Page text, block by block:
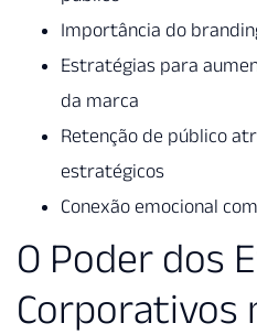
Importância do
Estratégias para
da marca
Retenção de público
estratégicos
Conexão emocional
O Poder dos
Corporativos